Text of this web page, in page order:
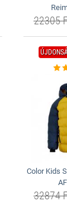
22305
Color Kids
32874